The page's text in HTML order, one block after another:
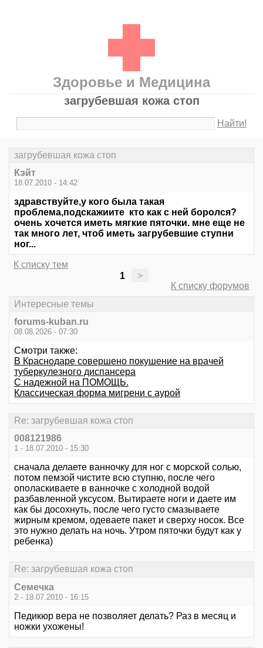
Здоровье и Медицина
загрубевшая кожа стоп
Найти!
загрубевшая кожа стоп
Кэйт
18.07.2010 - 14:42
здравствуйте,у кого была такая
проблема,подскажиите кто как с ней боролся?
очень хочется иметь мягкие пяточки. мне еще не
так много лет, чтоб иметь загрубевшие ступни
ног...
К списку тем
1
>
К списку форумов
Интересные темы
forums-kuban.ru
08.08.2026 - 07:30
Смотри также:
В Краснодаре совершено покушение на врачей
туберкулезного диспансера
С надежной на ПОМОЩЬ.
Классическая форма мигрени с аурой
Re: загрубевшая кожа стоп
008121986
1 - 18.07.2010 - 15:30
сначала делаете ванночку для ног с морской солью,
потом пемзой чистите всю ступню, после чего
ополаскиваете в ванночке с холодной водой
разбавленной уксусом. Вытираете ноги и даете им
как бы досохнуть, после чего густо смазываете
жирным кремом, одеваете пакет и сверху носок. Все
это нужно делать на ночь. Утром пяточки будут как у
ребенка)
Re: загрубевшая кожа стоп
Семечка
2 - 18.07.2010 - 16:15
Педикюр вера не позволяет делать? Раз в месяц и
ножки ухожены!